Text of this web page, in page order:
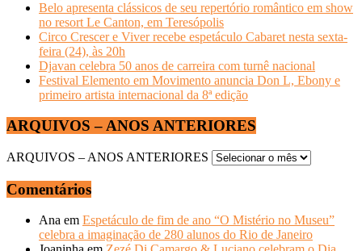
Belo apresenta clássicos de seu repertório romântico em show
no resort Le Canton, em Teresópolis
Circo Crescer e Viver recebe espetáculo Cabaret nesta sexta-
feira (24), às 20h
Djavan celebra 50 anos de carreira com turnê nacional
Festival Elemento em Movimento anuncia Don L, Ebony e
primeiro artista internacional da 8ª edição
ARQUIVOS – ANOS ANTERIORES
ARQUIVOS – ANOS ANTERIORES
Comentários
Ana em Espetáculo de fim de ano “O Mistério no Museu”
celebra a imaginação de 280 alunos do Rio de Janeiro